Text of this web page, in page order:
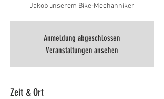
Jakob unserem Bike-Mechanniker
Anmeldung abgeschlossen
Veranstaltungen ansehen
Zeit & Ort